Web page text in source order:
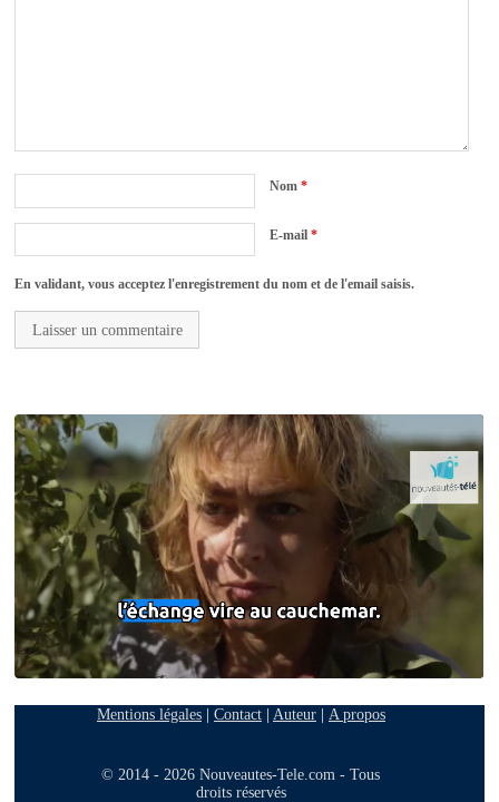
Nom*
E-mail*
En validant, vous acceptez l'enregistrement du nom et de l'email saisis.
Mentions légales| Contact| Auteur| A propos
© 2014 - 2026 Nouveautes-Tele.com - Tous
droits réservés